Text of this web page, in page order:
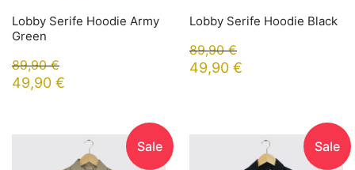
Lobby Serife Hoodie Army
Green
89,90€
49,90 €
Lobby Serife Hoodie Black
89,90€
49,90 €
Sale Sale